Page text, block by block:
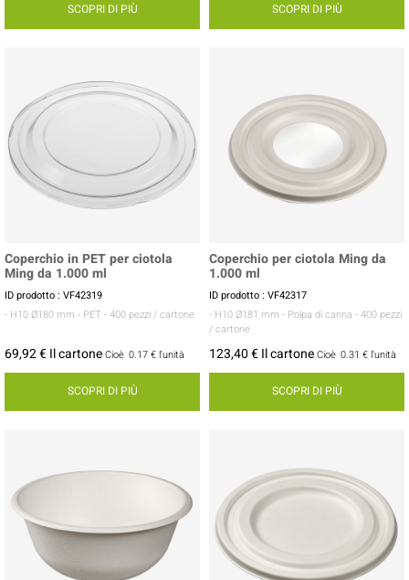
SCOPRI DI PIÙ SCOPRI DI PIÙ
Coperchio in PET per ciotola
Ming da 1.000 ml
ID prodotto : VF42319
- H10 Ø180 mm - PET - 400 pezzi / cartone
69,92 € Il cartoneCioè 0.17 € l'unità
SCOPRI DI PIÙ
Coperchio per ciotola Ming da
1.000 ml
ID prodotto : VF42317
- H10 Ø181 mm - Polpa di canna - 400 pezzi
/ cartone
123,40 € Il cartoneCioè 0.31 € l'unità
SCOPRI DI PIÙ